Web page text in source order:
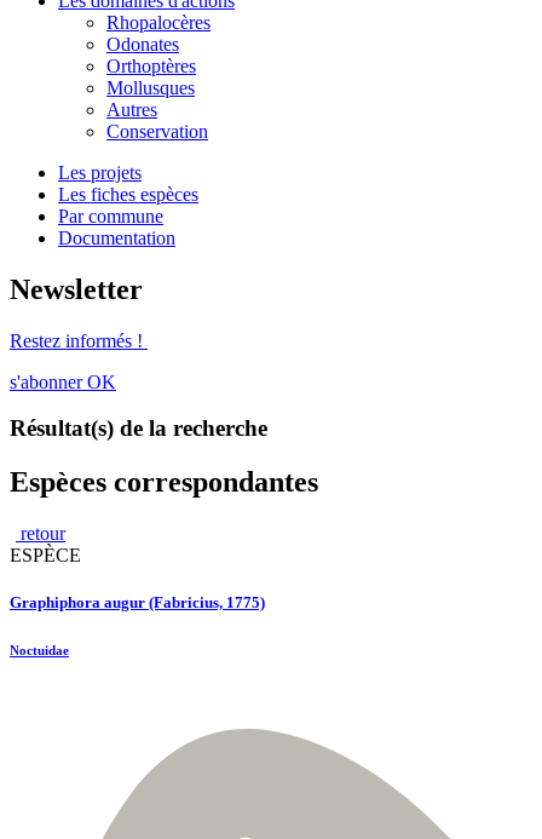
Rhopalocères
Odonates
Orthoptères
Mollusques
Autres
Conservation
Les projets
Les fiches espèces
Par commune
Documentation
Newsletter
Restez informés !
s'abonner OK
Résultat(s) de la recherche
Espèces correspondantes
retour
ESPÈCE
Graphiphora augur (Fabricius, 1775)
Noctuidae